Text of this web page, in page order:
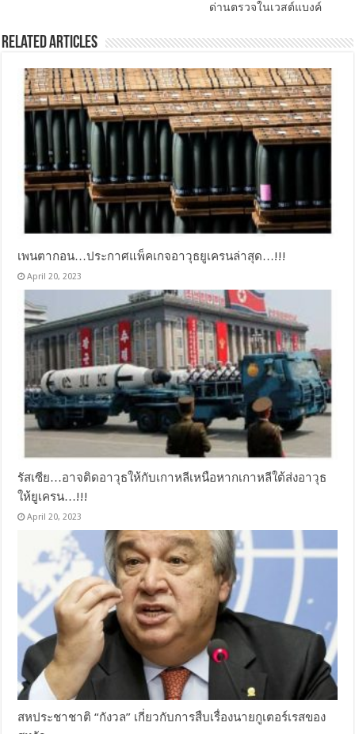
ด่านตรวจในเวสต์แบงค์
Related Articles
เพนตากอน…ประกาศแพ็คเกจอาวุธยูเครนล่าสุด…!!!
April 20, 2023
รัสเซีย…อาจติดอาวุธให้กับเกาหลีเหนือหากเกาหลีใต้ส่งอาวุธ
ให้ยูเครน…!!!
April 20, 2023
สหประชาชาติ “กังวล” เกี่ยวกับการสืบเรื่องนายกูเตอร์เรสของ